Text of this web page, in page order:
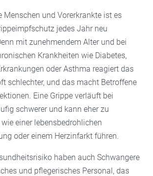
Menschen und Vorerkrankte ist es
jedes Jahr neu
mit zunehmendem Alter und bei
Krankheiten wie Diabetes,
oder Asthma reagiert das
schlechter, und das macht Betroffene
Eine Grippe verläuft bei
schwerer und kann eher zu
einer lebensbedrohlichen
oder einem Herzinfarkt führen.
haben auch Schwangere
und pflegerisches Personal, das